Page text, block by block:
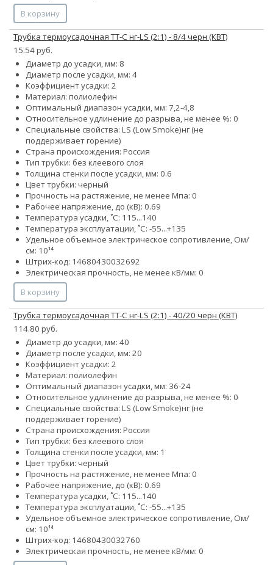
В корзину
Трубка термоусадочная ТТ-С нг-LS (2:1) - 8/4 черн (КВТ)
15.54 руб.
Диаметр до усадки, мм: 8
Диаметр после усадки, мм: 4
Коэффициент усадки: 2
Материал: полиолефин
Оптимальный диапазон усадки, мм: 7,2-4,8
Относительное удлинение до разрыва, не менее %: 0
Специальные свойства: LS (Low Smoke)нг (не
поддерживает горение)
Страна происхождения: Россия
Тип трубки: без клеевого слоя
Толщина стенки после усадки, мм: 0.6
Цвет трубки: черный
Прочность на растяжение, не менее Мпа: 0
Рабочее напряжение, до (кВ): 0.69
Температура усадки, ˚С: 115...140
Температура эксплуатации, ˚С: -55...+135
Удельное объемное электрическое сопротивление, Ом/
см: 10¹⁴
Штрих-код: 14680430032692
Электрическая прочность, не менее кВ/мм: 0
В корзину
Трубка термоусадочная ТТ-С нг-LS (2:1) - 40/20 черн (КВТ)
114.80 руб.
Диаметр до усадки, мм: 40
Диаметр после усадки, мм: 20
Коэффициент усадки: 2
Материал: полиолефин
Оптимальный диапазон усадки, мм: 36-24
Относительное удлинение до разрыва, не менее %: 0
Специальные свойства: LS (Low Smoke)нг (не
поддерживает горение)
Страна происхождения: Россия
Тип трубки: без клеевого слоя
Толщина стенки после усадки, мм: 1
Цвет трубки: черный
Прочность на растяжение, не менее Мпа: 0
Рабочее напряжение, до (кВ): 0.69
Температура усадки, ˚С: 115...140
Температура эксплуатации, ˚С: -55...+135
Удельное объемное электрическое сопротивление, Ом/
см: 10¹⁴
Штрих-код: 14680430032760
Электрическая прочность, не менее кВ/мм: 0